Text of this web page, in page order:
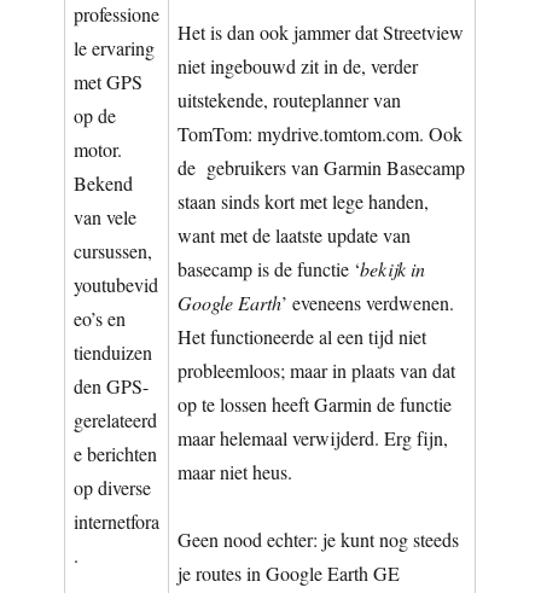
professione
le ervaring
met GPS
op de
motor.
Bekend
van vele
cursussen,
youtubevid
eo’s en
tienduizen
den GPS-
gerelateerd
e berichten
op diverse
internetfora
.
Het is dan ook jammer dat Streetview
niet ingebouwd zit in de, verder
uitstekende, routeplanner van
TomTom: mydrive.tomtom.com. Ook
de gebruikers van Garmin Basecamp
staan sinds kort met lege handen,
want met de laatste update van
basecamp is de functie ‘bekijk in
Google Earth’ eveneens verdwenen.
Het functioneerde al een tijd niet
probleemloos; maar in plaats van dat
op te lossen heeft Garmin de functie
maar helemaal verwijderd. Erg fijn,
maar niet heus.
Geen nood echter: je kunt nog steeds
je routes in Google Earth GE